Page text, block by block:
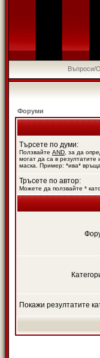
Въпроси/
Форуми
Търсете по думи:
Ползвайте AND , за да
могат да са в резултатите
маска. Пример: *ива*
Тръсете по автор:
Можете да ползвайте *
Покажи резултатите